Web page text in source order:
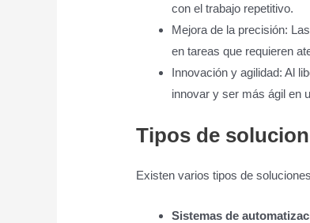
con el trabajo repetitivo.
Mejora de la precisión:
en tareas que requieren
Innovación y agilidad: Al
innovar y ser más ágil en
Tipos de
Existen varios tipos de
Sistemas de